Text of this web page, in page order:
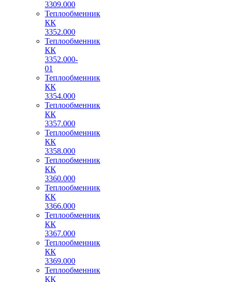
3309.000
Теплообменник
КК
3352.000
Теплообменник
КК
3352.000-
01
Теплообменник
КК
3354.000
Теплообменник
КК
3357.000
Теплообменник
КК
3358.000
Теплообменник
КК
3360.000
Теплообменник
КК
3366.000
Теплообменник
КК
3367.000
Теплообменник
КК
3369.000
Теплообменник
КК